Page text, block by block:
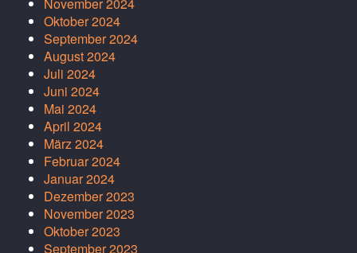
November 2024
Oktober 2024
September 2024
August 2024
Juli 2024
Juni 2024
Mai 2024
April 2024
März 2024
Februar 2024
Januar 2024
Dezember 2023
November 2023
Oktober 2023
September 2023